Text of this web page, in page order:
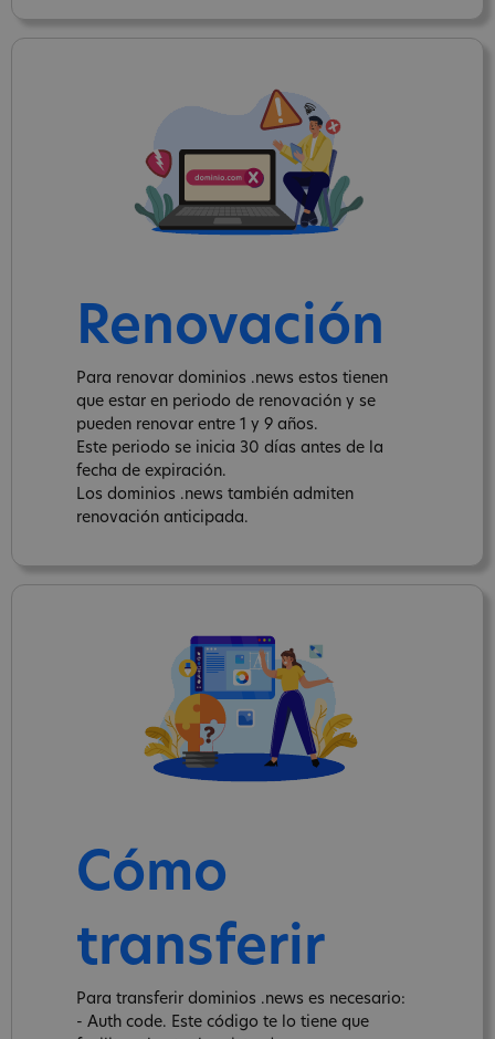
Renovación
Para renovar dominios .news estos tienen
que estar en periodo de renovación y se
pueden renovar entre 1 y 9 años.
Este periodo se inicia 30 días antes de la
fecha de expiración.
Los dominios .news también admiten
renovación anticipada.
Cómo
transferir
Para transferir dominios .news es necesario:
- Auth code. Este código te lo tiene que